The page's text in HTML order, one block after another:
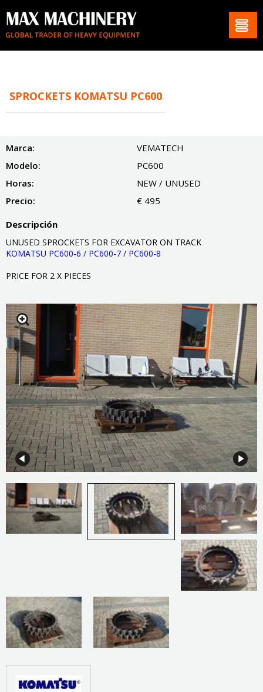
SPROCKETS KOMATSU PC600
Marca:
VEMATECH
Modelo:
PC600
Horas:
NEW / UNUSED
Precio:
€ 495
Descripción
UNUSED SPROCKETS FOR EXCAVATOR ON TRACK
KOMATSU PC600-6 / PC600-7 / PC600-8
PRICE FOR 2 X PIECES